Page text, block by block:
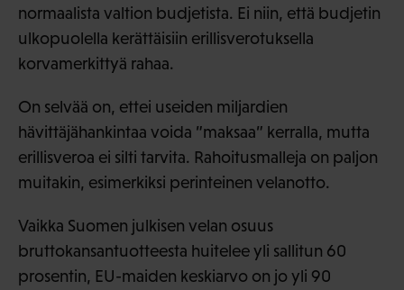
normaalista valtion budjetista. Ei niin, että budjetin
ulkopuolella kerättäisiin erillisverotuksella
korvamerkittyä rahaa.
On selvää on, ettei useiden miljardien
hävittäjähankintaa voida ”maksaa” kerralla, mutta
erillisveroa ei silti tarvita. Rahoitusmalleja on paljon
muitakin, esimerkiksi perinteinen velanotto.
Vaikka Suomen julkisen velan osuus
bruttokansantuotteesta huitelee yli sallitun 60
prosentin, EU-maiden keskiarvo on jo yli 90